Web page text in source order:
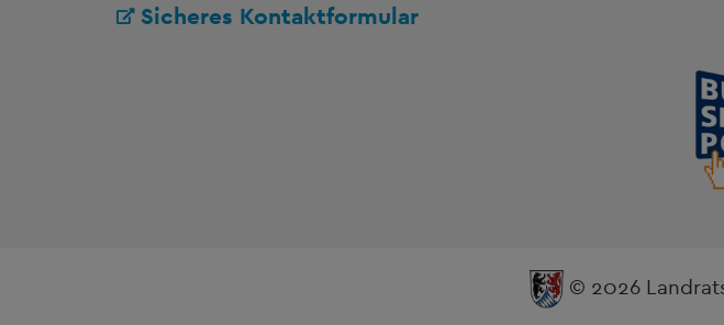
Sicheres Kontaktformular
© 2026